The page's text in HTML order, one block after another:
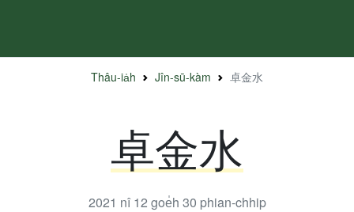
Thâu-ia̍h Jîn-sū-kàm 卓金水
卓金水
2021 nî 12 goe̍h 30 phian-chhip